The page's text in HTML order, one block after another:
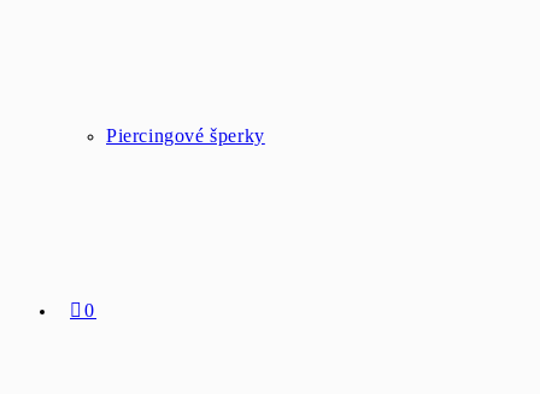
Piercingové šperky
0